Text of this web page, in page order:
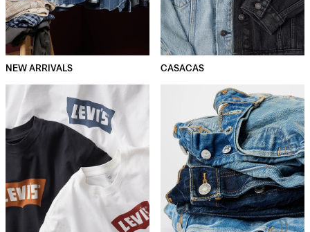
NEW ARRIVALS CASACAS